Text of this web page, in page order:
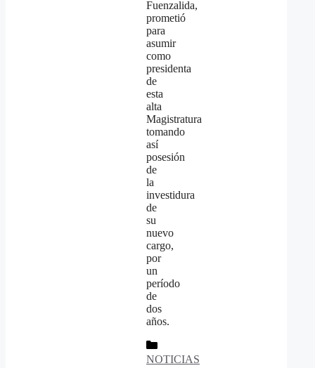
Fuenzalida,
prometió
para
asumir
como
presidenta
de
esta
alta
Magistratura
tomando
así
posesión
de
la
investidura
de
su
nuevo
cargo,
por
un
período
de
dos
años.
Categorías
NOTICIAS